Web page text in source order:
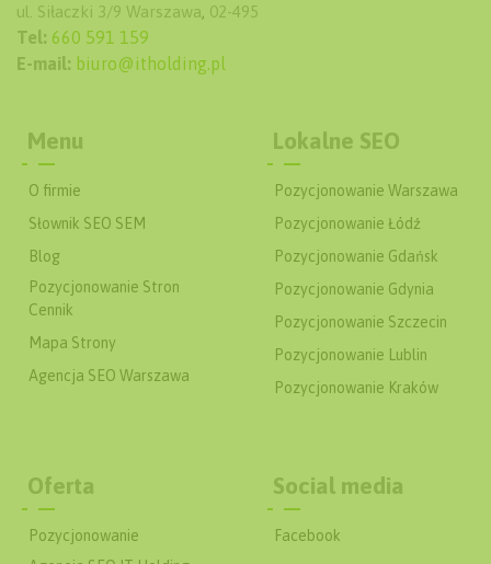
ul. Siłaczki 3/9 Warszawa, 02-495
Tel: 660 591 159
E-mail: biuro@itholding.pl
Menu
O firmie
Słownik SEO SEM
Blog
Pozycjonowanie Stron
Cennik
Mapa Strony
Agencja SEO Warszawa
Lokalne SEO
Pozycjonowanie Warszawa
Pozycjonowanie Łódź
Pozycjonowanie Gdańsk
Pozycjonowanie Gdynia
Pozycjonowanie Szczecin
Pozycjonowanie Lublin
Pozycjonowanie Kraków
Oferta
Pozycjonowanie
Social media
Facebook